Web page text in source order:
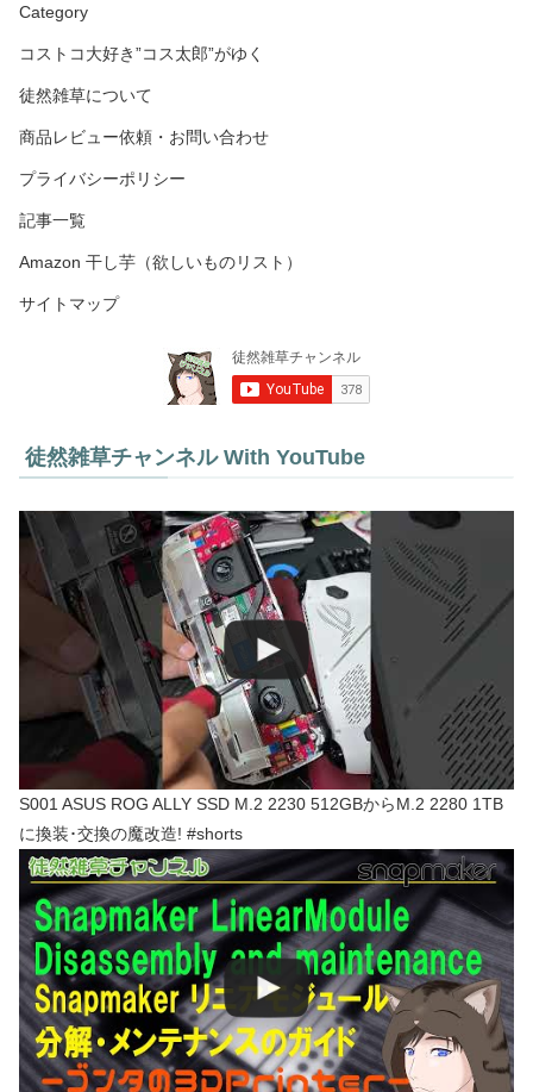
Category
コストコ大好き”コス太郎”がゆく
徒然雑草について
商品レビュー依頼・お問い合わせ
プライバシーポリシー
記事一覧
Amazon 干し芋（欲しいものリスト）
サイトマップ
徒然雑草チャンネル With YouTube
S001 ASUS ROG ALLY SSD M.2 2230 512GBからM.2 2280 1TB
に換装･交換の魔改造! #shorts